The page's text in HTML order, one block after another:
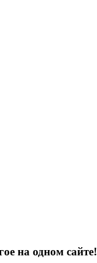
на одном сайте!